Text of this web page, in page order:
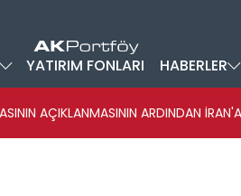
YATIRIM FONLARI HABERLER
AÇIKLANMASININ ARDINDAN